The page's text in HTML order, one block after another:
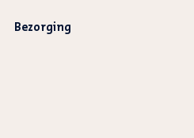
Bezorging